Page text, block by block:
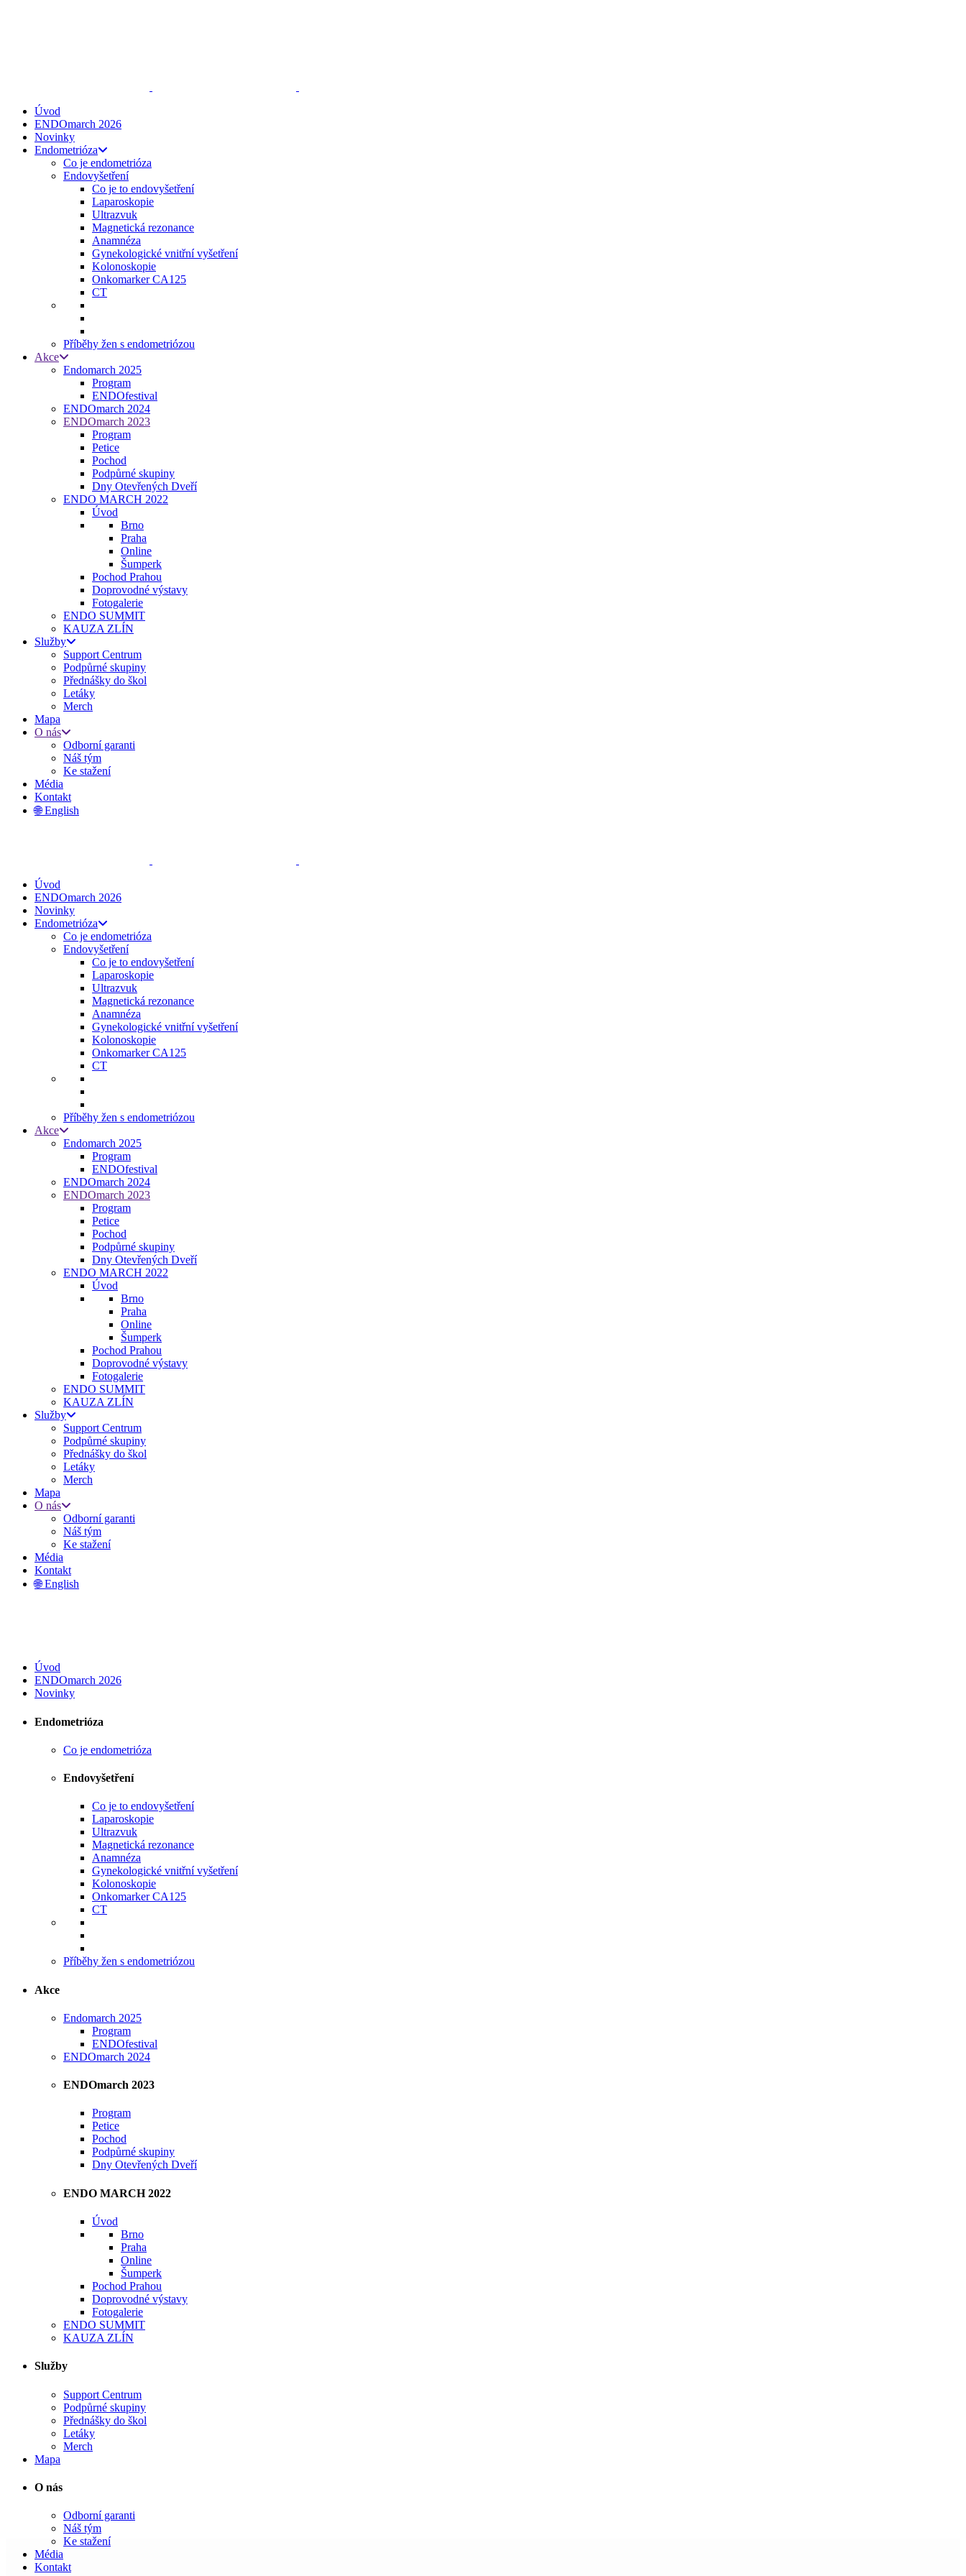
Úvod
ENDOmarch 2026
Novinky
Endometrióza
Co je endometrióza
Endovyšetření
Co je to endovyšetření
Laparoskopie
Ultrazvuk
Magnetická rezonance
Anamnéza
Gynekologické vnitřní vyšetření
Kolonoskopie
Onkomarker CA125
CT
Příběhy žen s endometriózou
Akce
Endomarch 2025
Program
ENDOfestival
ENDOmarch 2024
ENDOmarch 2023
Program
Petice
Pochod
Podpůrné skupiny
Dny Otevřených Dveří
ENDO MARCH 2022
Úvod
Brno
Praha
Online
Šumperk
Pochod Prahou
Doprovodné výstavy
Fotogalerie
ENDO SUMMIT
KAUZA ZLÍN
Služby
Support Centrum
Podpůrné skupiny
Přednášky do škol
Letáky
Merch
Mapa
O nás
Odborní garanti
Náš tým
Ke stažení
Média
Kontakt
🌐 English
Úvod
ENDOmarch 2026
Novinky
Endometrióza
Co je endometrióza
Endovyšetření
Co je to endovyšetření
Laparoskopie
Ultrazvuk
Magnetická rezonance
Anamnéza
Gynekologické vnitřní vyšetření
Kolonoskopie
Onkomarker CA125
CT
Příběhy žen s endometriózou
Akce
Endomarch 2025
Program
ENDOfestival
ENDOmarch 2024
ENDOmarch 2023
Program
Petice
Pochod
Podpůrné skupiny
Dny Otevřených Dveří
ENDO MARCH 2022
Úvod
Brno
Praha
Online
Šumperk
Pochod Prahou
Doprovodné výstavy
Fotogalerie
ENDO SUMMIT
KAUZA ZLÍN
Služby
Support Centrum
Podpůrné skupiny
Přednášky do škol
Letáky
Merch
Mapa
O nás
Odborní garanti
Náš tým
Ke stažení
Média
Kontakt
🌐 English
Úvod
ENDOmarch 2026
Novinky
Endometrióza
Co je endometrióza
Endovyšetření
Co je to endovyšetření
Laparoskopie
Ultrazvuk
Magnetická rezonance
Anamnéza
Gynekologické vnitřní vyšetření
Kolonoskopie
Onkomarker CA125
CT
Příběhy žen s endometriózou
Akce
Endomarch 2025
Program
ENDOfestival
ENDOmarch 2024
ENDOmarch 2023
Program
Petice
Pochod
Podpůrné skupiny
Dny Otevřených Dveří
ENDO MARCH 2022
Úvod
Brno
Praha
Online
Šumperk
Pochod Prahou
Doprovodné výstavy
Fotogalerie
ENDO SUMMIT
KAUZA ZLÍN
Služby
Support Centrum
Podpůrné skupiny
Přednášky do škol
Letáky
Merch
Mapa
O nás
Odborní garanti
Náš tým
Ke stažení
Média
Kontakt